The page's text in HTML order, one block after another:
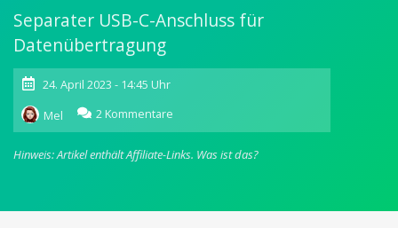
Separater USB-C-Anschluss für
Datenübertragung
24. April 2023 - 14:45 Uhr
Mel
2 Kommentare
Gurman:
Apples
Headset
magnetischen
Hinweis: Artikel enthält Affiliate-Links. Was ist das?